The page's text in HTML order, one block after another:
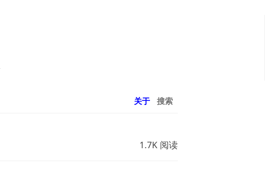
关于 搜索
1.7K 阅读